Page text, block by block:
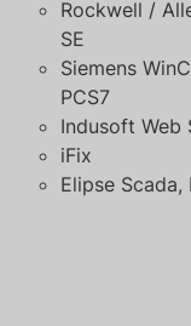
Rockwell /
SE
Siemens
PCS7
Indusoft Web
iFix
Elipse Scada,